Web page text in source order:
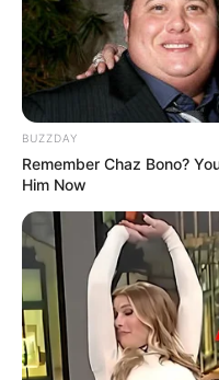
(foto:
2. Tampak bahagia saat
BUZZDAY
Remember Chaz Bono?
Him Now